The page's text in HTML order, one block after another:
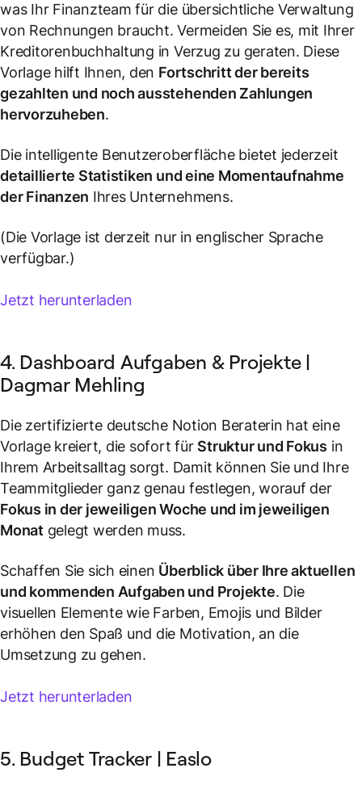
was Ihr Finanzteam für die übersichtliche Verwaltung
von Rechnungen braucht. Vermeiden Sie es, mit Ihrer
Kreditorenbuchhaltung in Verzug zu geraten. Diese
Vorlage hilft Ihnen, den Fortschritt der bereits
gezahlten und noch ausstehenden Zahlungen
hervorzuheben.
Die intelligente Benutzeroberfläche bietet jederzeit
detaillierte Statistiken und eine Momentaufnahme
der Finanzen Ihres Unternehmens.
(Die Vorlage ist derzeit nur in englischer Sprache
verfügbar.)
Jetzt herunterladen
4. Dashboard Aufgaben & Projekte |
Dagmar Mehling
Die zertifizierte deutsche Notion Beraterin hat eine
Vorlage kreiert, die sofort fürStruktur und Fokus in
Ihrem Arbeitsalltag sorgt. Damit können Sie und Ihre
Teammitglieder ganz genau festlegen, worauf der
Fokus in der jeweiligen Woche und im jeweiligen
Monat gelegt werden muss.
Schaffen Sie sich einen Überblick über Ihre aktuellen
und kommenden Aufgaben und Projekte. Die
visuellen Elemente wie Farben, Emojis und Bilder
erhöhen den Spaß und die Motivation, an die
Umsetzung zu gehen.
Jetzt herunterladen
5. Budget Tracker | Easlo